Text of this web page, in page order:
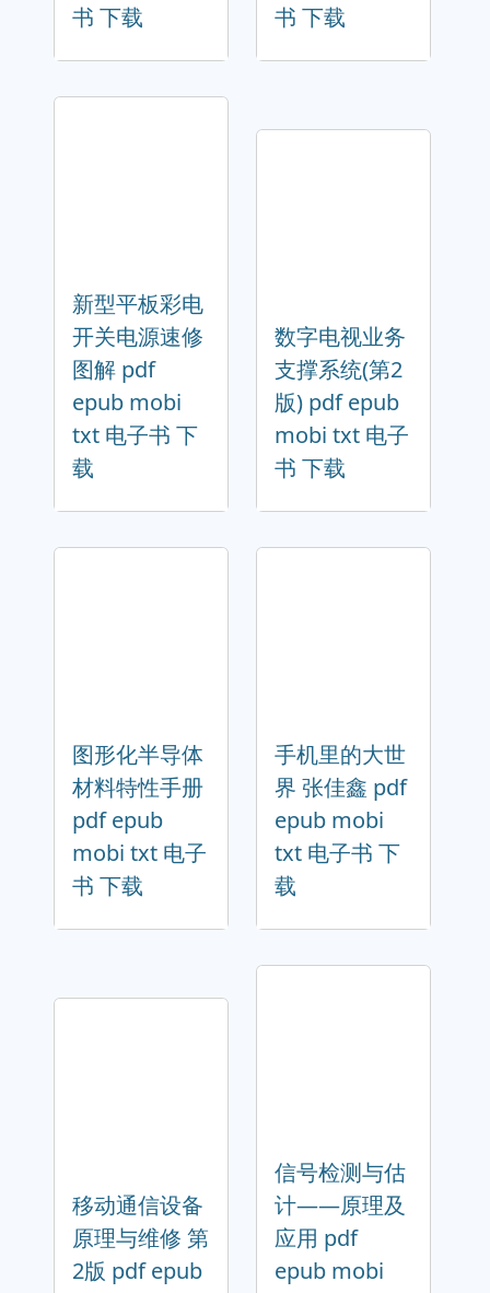
书 下载
书 下载
新型平板彩电
开关电源速修
图解 pdf
epub mobi
txt 电子书 下
载
数字电视业务
支撑系统(第2
版) pdf epub
mobi txt 电子
书 下载
图形化半导体
材料特性手册
pdf epub
mobi txt 电子
书 下载
手机里的大世
界 张佳鑫 pdf
epub mobi
txt 电子书 下
载
移动通信设备
原理与维修 第
2版 pdf epub
信号检测与估
计——原理及
应用 pdf
epub mobi